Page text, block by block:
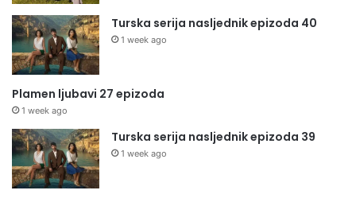
Turska serija nasljednik epizoda 40
1 week ago
Plamen ljubavi 27 epizoda
1 week ago
Turska serija nasljednik epizoda 39
1 week ago